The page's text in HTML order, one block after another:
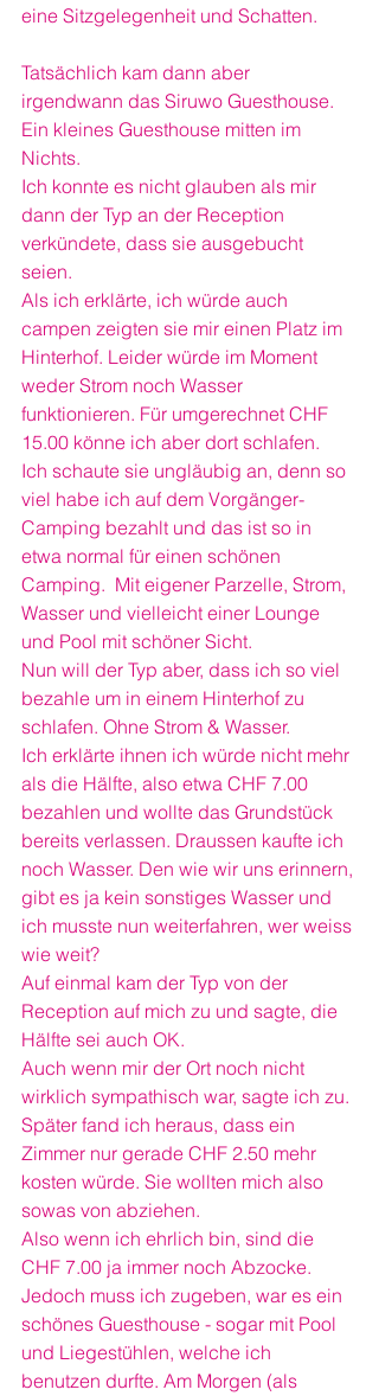
eine Sitzgelegenheit und Schatten.
Tatsächlich kam dann aber
irgendwann das Siruwo Guesthouse.
Ein kleines Guesthouse mitten im
Nichts.
Ich konnte es nicht glauben als mir
dann der Typ an der Reception
verkündete, dass sie ausgebucht
seien.
Als ich erklärte, ich würde auch
campen zeigten sie mir einen Platz im
Hinterhof. Leider würde im Moment
weder Strom noch Wasser
funktionieren. Für umgerechnet CHF
15.00 könne ich aber dort schlafen.
Ich schaute sie ungläubig an, denn so
viel habe ich auf dem Vorgänger-
Camping bezahlt und das ist so in
etwa normal für einen schönen
Camping.  Mit eigener Parzelle, Strom,
Wasser und vielleicht einer Lounge
und Pool mit schöner Sicht.
Nun will der Typ aber, dass ich so viel
bezahle um in einem Hinterhof zu
schlafen. Ohne Strom & Wasser.
Ich erklärte ihnen ich würde nicht mehr
als die Hälfte, also etwa CHF 7.00
bezahlen und wollte das Grundstück
bereits verlassen. Draussen kaufte ich
noch Wasser. Den wie wir uns erinnern,
gibt es ja kein sonstiges Wasser und
ich musste nun weiterfahren, wer weiss
wie weit?
Auf einmal kam der Typ von der
Reception auf mich zu und sagte, die
Hälfte sei auch OK.
Auch wenn mir der Ort noch nicht
wirklich sympathisch war, sagte ich zu.
Später fand ich heraus, dass ein
Zimmer nur gerade CHF 2.50 mehr
kosten würde. Sie wollten mich also
sowas von abziehen.
Also wenn ich ehrlich bin, sind die
CHF 7.00 ja immer noch Abzocke.
Jedoch muss ich zugeben, war es ein
schönes Guesthouse - sogar mit Pool
und Liegestühlen, welche ich
benutzen durfte. Am Morgen (als